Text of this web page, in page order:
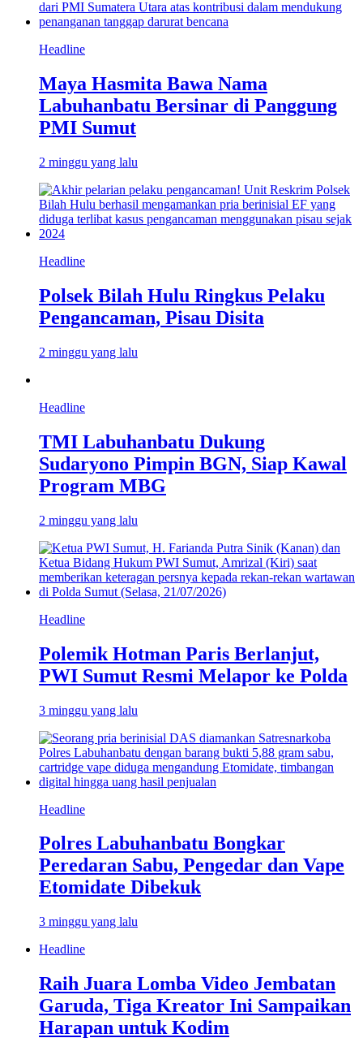
Headline
Maya Hasmita Bawa Nama
Labuhanbatu Bersinar di Panggung
PMI Sumut
2 minggu yang lalu
Headline
Polsek Bilah Hulu Ringkus Pelaku
Pengancaman, Pisau Disita
2 minggu yang lalu
Headline
TMI Labuhanbatu Dukung
Sudaryono Pimpin BGN, Siap Kawal
Program MBG
2 minggu yang lalu
Headline
Polemik Hotman Paris Berlanjut,
PWI Sumut Resmi Melapor ke Polda
3 minggu yang lalu
Headline
Polres Labuhanbatu Bongkar
Peredaran Sabu, Pengedar dan Vape
Etomidate Dibekuk
3 minggu yang lalu
Headline
Raih Juara Lomba Video Jembatan
Garuda, Tiga Kreator Ini Sampaikan
Harapan untuk Kodim